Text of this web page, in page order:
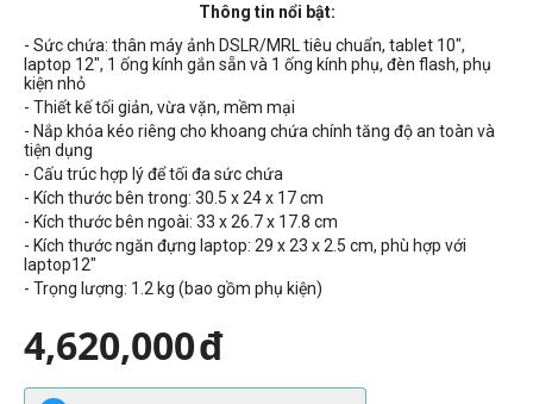
Thông tin nổi bật:
- Sức chứa: thân máy ảnh DSLR/MRL tiêu chuẩn, tablet 10",
laptop 12", 1 ống kính gắn sẵn và 1 ống kính phụ, đèn flash, phụ
kiện nhỏ
- Thiết kế tối giản, vừa vặn, mềm mại
- Nắp khóa kéo riêng cho khoang chứa chính tăng độ an toàn và
tiện dụng
- Cấu trúc hợp lý để tối đa sức chứa
- Kích thước bên trong: 30.5 x 24 x 17 cm
- Kích thước bên ngoài: 33 x 26.7 x 17.8 cm
- Kích thước ngăn đựng laptop: 29 x 23 x 2.5 cm, phù hợp với
laptop12"
- Trọng lượng: 1.2 kg (bao gồm phụ kiện)
4,620,000đ